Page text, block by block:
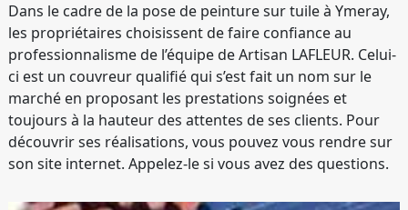
Dans le cadre de la pose de peinture sur tuile à Ymeray,
les propriétaires choisissent de faire confiance au
professionnalisme de l’équipe de Artisan LAFLEUR. Celui-
ci est un couvreur qualifié qui s’est fait un nom sur le
marché en proposant les prestations soignées et
toujours à la hauteur des attentes de ses clients. Pour
découvrir ses réalisations, vous pouvez vous rendre sur
son site internet. Appelez-le si vous avez des questions.